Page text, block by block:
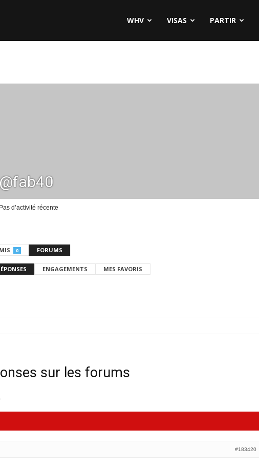
WHV VISAS PARTIR
@fab40
Pas d’activité récente
0 FORUMS
ENGAGEMENTS MES FAVORIS
sur les forums
#183420